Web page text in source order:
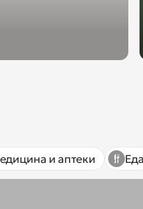
и аптеки Еда